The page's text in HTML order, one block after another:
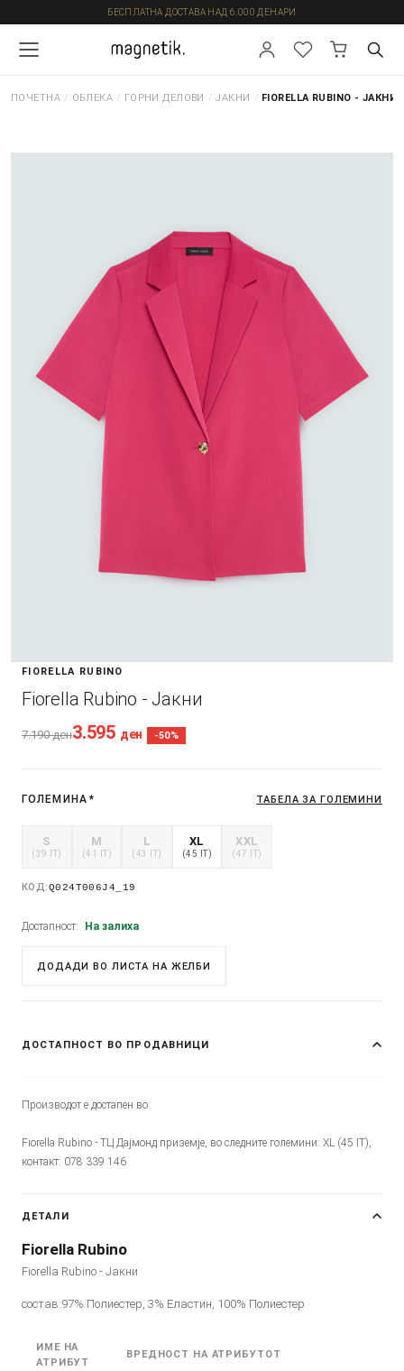
БЕСПЛАТНА ДОСТАВА НАД 6.000 ДЕНАРИ
ПОЧЕТНА / ОБЛЕКА / ГОРНИ ДЕЛОВИ / ЈАКНИ / FIORELLA RUBINO - ЈАКНИ
FIORELLA RUBINO
Fiorella Rubino - Јакни
7.190ден3.595 ден -50%
ГОЛЕМИНА * ТАБЕЛА ЗА ГОЛЕМИНИ
S
(39 IT)
M
(41 IT)
L
(43 IT)
XL
(45 IT)
XXL
(47 IT)
КОД:Q024T006J4_19
Достапност: На залиха
ДОДАДИ ВО ЛИСТА НА ЖЕЛБИ
ДОСТАПНОСТ ВО ПРОДАВНИЦИ
Производот е достапен во:
Fiorella Rubino - ТЦ Дајмонд приземје, во следните големини: XL (45 IT),
контакт: 078 339 146
ДЕТАЛИ
Fiorella Rubino
Fiorella Rubino - Јакни
состав:97% Полиестер, 3% Еластин, 100% Полиестер
ИМЕ НА
АТРИБУТ
ВРЕДНОСТ НА АТРИБУТОТ